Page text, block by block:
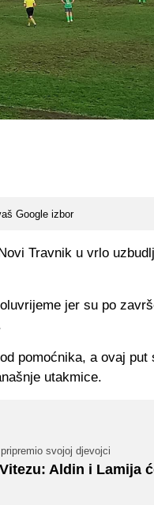
Google izbor
Travnik u vrlo
jer su po
pomoćnika, a ovaj put
utakmice.
svojoj djevojci
Aldin i Lamija